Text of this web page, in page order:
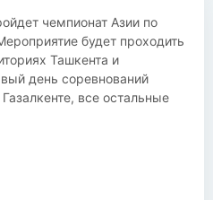
чемпионат Азии по
будет проходить
Ташкента и
день соревнований
все остальные